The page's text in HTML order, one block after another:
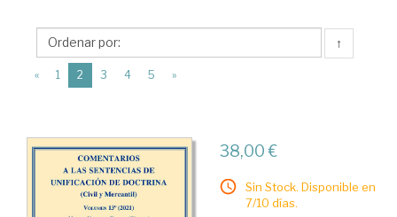
>
Obras
general
Legislación
↑
« 1 2 (current)
3 4 5 »
38,00 €
Sin Stock. Disponible en
7/10 días.